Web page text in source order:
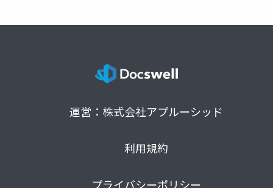
運営：株式会社アプルーシッド
利用規約
プライバシーポリシー